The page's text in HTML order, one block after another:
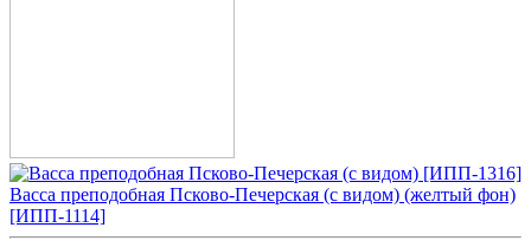
Васса преподобная Псково-Печерская (с видом) (желтый фон)
[ИПП-1114]